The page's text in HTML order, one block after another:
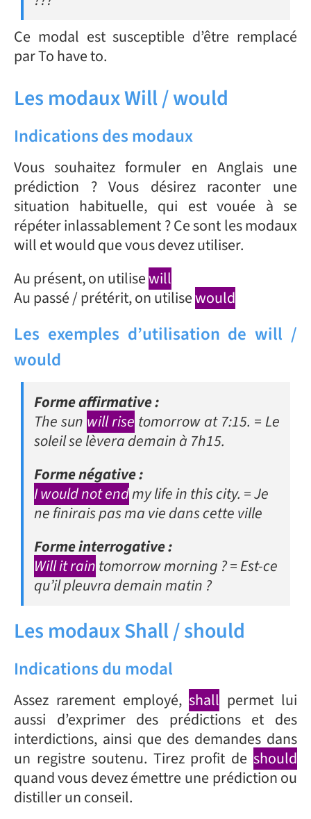
Ce modal est susceptible d’être remplacé
par To have to.
Les modaux Will / would
Indications des modaux
Vous souhaitez formuler en Anglais une
prédiction ? Vous désirez raconter une
situation habituelle, qui est vouée à se
répéter inlassablement ? Ce sont les modaux
will et would que vous devez utiliser.
Au présent, on utilisewill
Au passé / prétérit, on utilisewould
Les exemples d’utilisation de will /
would
Forme affirmative :
The sun will rise tomorrow at 7:15. = Le
soleil se lèvera demain à 7h15.
Forme négative :
I would not endmy life in this city. = Je
ne finirais pas ma vie dans cette ville
Forme interrogative :
Will it raintomorrow morning ?= Est-ce
qu’il pleuvra demain matin ?
Les modaux Shall / should
Indications du modal
Assez rarement employé,shall permet lui
aussi d’exprimer des prédictions et des
interdictions, ainsi que des demandes dans
un registre soutenu. Tirez profit deshould
quand vous devez émettre une prédiction ou
distiller un conseil.